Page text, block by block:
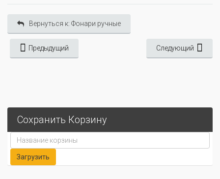
Вернуться к: Фонари ручные
Предыдущий Следующий
Сохранить Корзину